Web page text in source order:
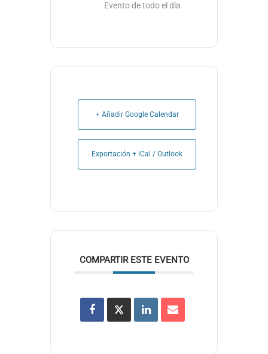
Evento de todo el día
+ Añadir Google Calendar
Exportación + iCal / Outlook
COMPARTIR ESTE EVENTO